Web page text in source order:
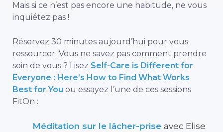
Mais si ce n’est pas encore une habitude, ne vous
inquiétez pas !
Réservez 30 minutes aujourd’hui pour vous
ressourcer. Vous ne savez pas comment prendre
soin de vous ? Lisez Self-Care is Different for
Everyone : Here’s How to Find What Works
Best for You ou essayez l’une de ces sessions
FitOn :
Méditation sur le lâcher-prise avec Elise